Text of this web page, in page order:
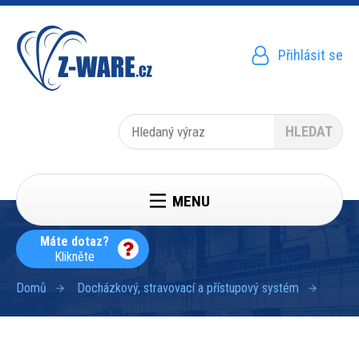
Přejít
hlavnímu
obsahu
Menu
účtu
Přihlásit se
Hledat
Máte dotaz?
Klikněte
MENU
Domů Docházkový, stravovací a přístupový systém